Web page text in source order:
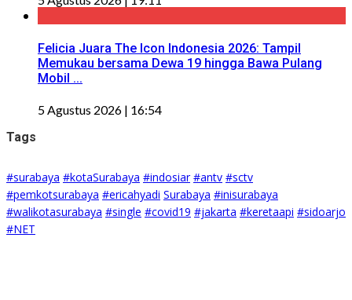
Felicia Juara The Icon Indonesia 2026: Tampil
Memukau bersama Dewa 19 hingga Bawa Pulang
Mobil ...
5 Agustus 2026 | 16:54
Tags
#surabaya #kotaSurabaya #indosiar #antv #sctv
#pemkotsurabaya #ericahyadi Surabaya #inisurabaya
#walikotasurabaya #single #covid19 #jakarta #keretaapi #sidoarjo
#NET